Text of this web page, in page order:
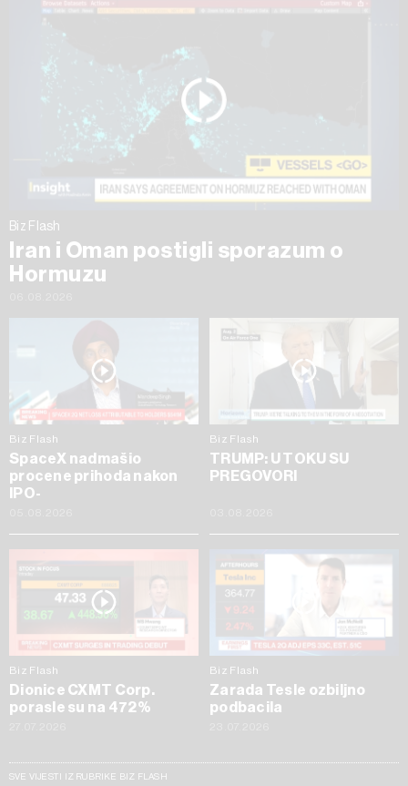
Biz Flash
Iran i Oman postigli sporazum o
Hormuzu
Biz Flash
SpaceX nadmašio
procene prihoda nakon
IPO-
Biz Flash
TRUMP: U TOKU SU
PREGOVORI
Biz Flash
Dionice CXMT Corp.
porasle su na 472%
Biz Flash
Zarada Tesle ozbiljno
podbacila
SVE VIJESTI IZ RUBRIKE BIZ FLASH